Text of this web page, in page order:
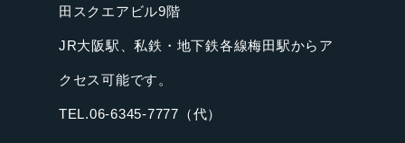
田スクエアビル9階
JR大阪駅、私鉄・地下鉄各線梅田駅からア
クセス可能です。
TEL.06-6345-7777（代）